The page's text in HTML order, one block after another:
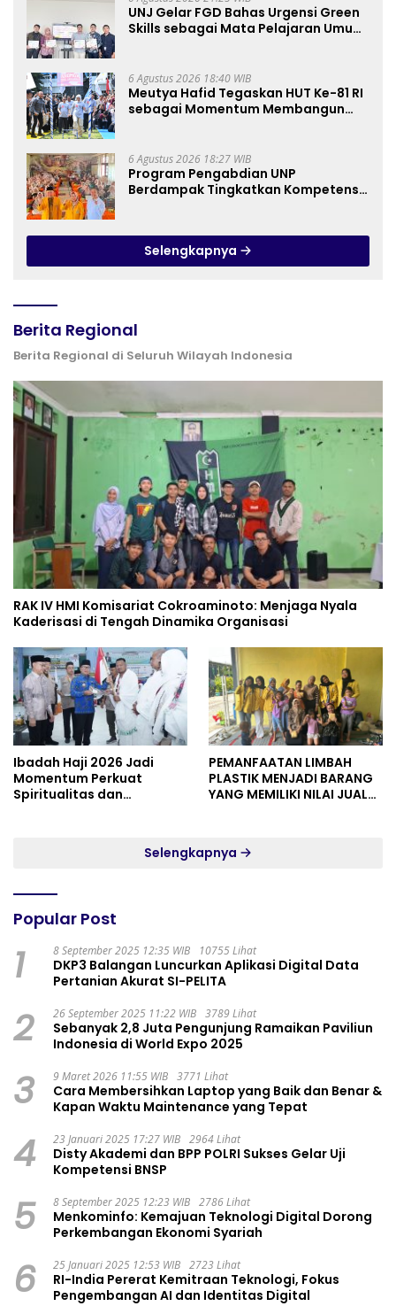
UNJ Gelar FGD Bahas Urgensi Green
Skills sebagai Mata Pelajaran Umum
6 Agustus 2026 18:40 WIB
Meutya Hafid Tegaskan HUT Ke-81 RI
sebagai Momentum Membangun
6 Agustus 2026 18:27 WIB
Program Pengabdian UNP
Berdampak Tingkatkan Kompetensi
Selengkapnya
Berita Regional
Berita Regional di Seluruh Wilayah Indonesia
RAK IV HMI Komisariat Cokroaminoto: Menjaga Nyala
Kaderisasi di Tengah Dinamika Organisasi
Ibadah Haji 2026 Jadi
Momentum Perkuat
Spiritualitas dan
PEMANFAATAN LIMBAH
PLASTIK MENJADI BARANG
YANG MEMILIKI NILAI JUAL
Selengkapnya
Popular Post
1 8 September 2025 12:35 WIB 10755 Lihat
DKP3 Balangan Luncurkan Aplikasi Digital Data
Pertanian Akurat SI-PELITA
2 26 September 2025 11:22 WIB 3789 Lihat
Sebanyak 2,8 Juta Pengunjung Ramaikan Paviliun
Indonesia di World Expo 2025
3 9 Maret 2026 11:55 WIB 3771 Lihat
Cara Membersihkan Laptop yang Baik dan Benar &
Kapan Waktu Maintenance yang Tepat
4 23 Januari 2025 17:27 WIB 2964 Lihat
Disty Akademi dan BPP POLRI Sukses Gelar Uji
Kompetensi BNSP
5 8 September 2025 12:23 WIB 2786 Lihat
Menkominfo: Kemajuan Teknologi Digital Dorong
Perkembangan Ekonomi Syariah
6 25 Januari 2025 12:53 WIB 2723 Lihat
RI-India Pererat Kemitraan Teknologi, Fokus
Pengembangan AI dan Identitas Digital